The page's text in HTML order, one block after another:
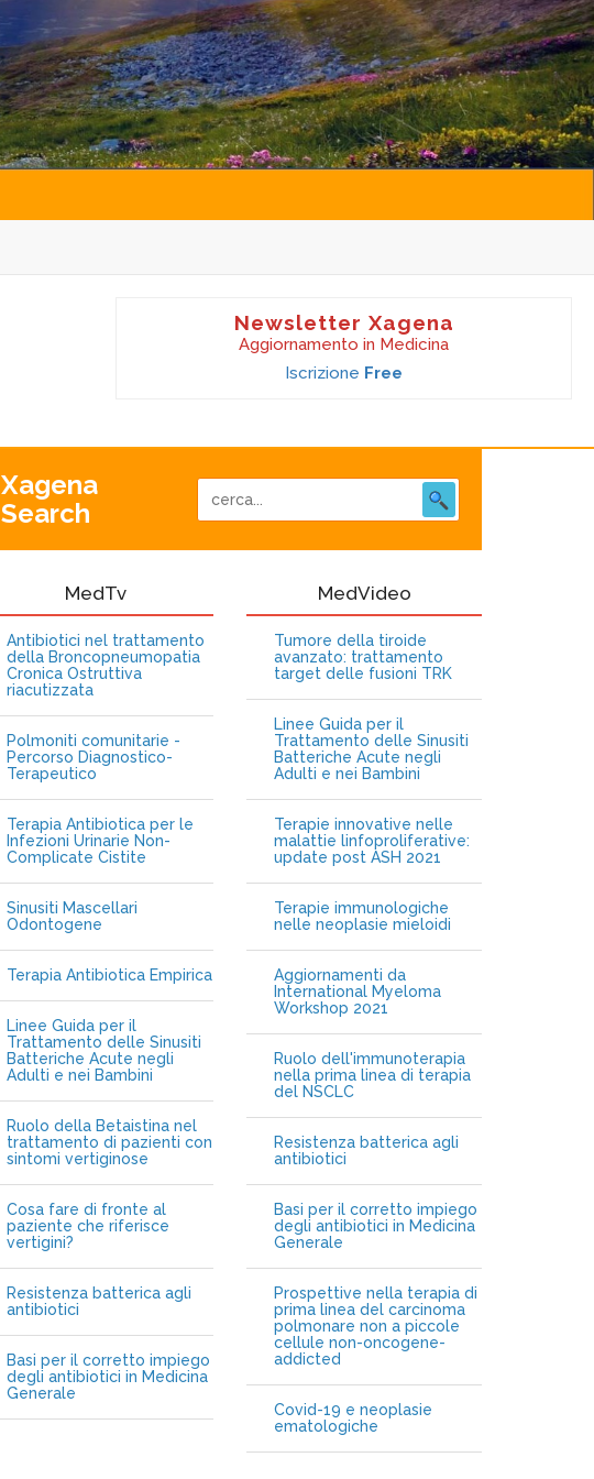
Newsletter Xagena
Aggiornamento in Medicina
Iscrizione Free
Xagena
Search
MedTv
Antibiotici nel trattamento
della Broncopneumopatia
Cronica Ostruttiva
riacutizzata
Polmoniti comunitarie -
Percorso Diagnostico-
Terapeutico
Terapia Antibiotica per le
Infezioni Urinarie Non-
Complicate Cistite
Sinusiti Mascellari
Odontogene
Terapia Antibiotica Empirica
Linee Guida per il
Trattamento delle Sinusiti
Batteriche Acute negli
Adulti e nei Bambini
Ruolo della Betaistina nel
trattamento di pazienti con
sintomi vertiginose
Cosa fare di fronte al
paziente che riferisce
vertigini?
Resistenza batterica agli
antibiotici
Basi per il corretto impiego
degli antibiotici in Medicina
Generale
MedVideo
Tumore della tiroide
avanzato: trattamento
target delle fusioni TRK
Linee Guida per il
Trattamento delle Sinusiti
Batteriche Acute negli
Adulti e nei Bambini
Terapie innovative nelle
malattie linfoproliferative:
update post ASH 2021
Terapie immunologiche
nelle neoplasie mieloidi
Aggiornamenti da
International Myeloma
Workshop 2021
Ruolo dell'immunoterapia
nella prima linea di terapia
del NSCLC
Resistenza batterica agli
antibiotici
Basi per il corretto impiego
degli antibiotici in Medicina
Generale
Prospettive nella terapia di
prima linea del carcinoma
polmonare non a piccole
cellule non-oncogene-
addicted
Covid-19 e neoplasie
ematologiche